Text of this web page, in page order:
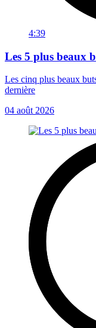
4:39
Les 5 plus beaux
Les cinq plus beaux
dernière
04 août 2026